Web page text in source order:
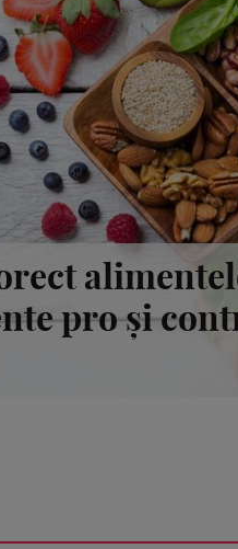
pro și